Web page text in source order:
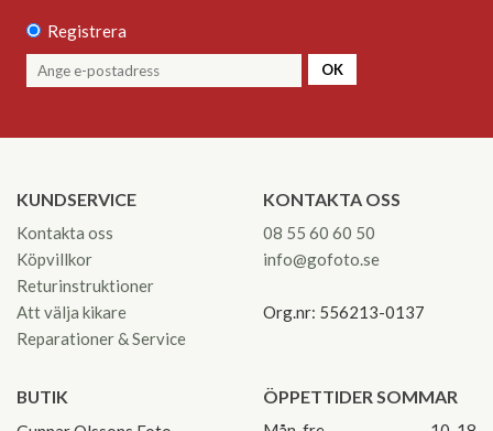
Registrera
OK
KUNDSERVICE
Kontakta oss
Köpvillkor
Returinstruktioner
Att välja kikare
Reparationer & Service
KONTAKTA OSS
08 55 60 60 50
info@gofoto.se
Org.nr: 556213-0137
BUTIK ÖPPETTIDER SOMMAR